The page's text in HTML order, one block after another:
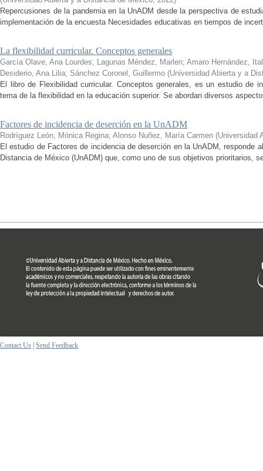
Repercusiones de la pandemia en la UnADM desde la perspectiva de
implementación de la encuesta Necesidades educativas en tiempos de
La flexibilidad curricular. Conceptos generales
García Olave, Ana Lourdes; Lagunas Méndez, Marlen; Amaro Hernández,
Desiderio, Ana Lilia; Sánchez Coronel, Guillermo (Universidad Abierta y a
El libro de Flexibilidad curricular. Conceptos generales, es un estudio de
tema de la flexibilidad en la educación superior. Se abordan diversos
Factores de incidencia de deserción en la UnADM
Rodríguez León, Mónica Regina; Alonso Nuñez, María Carmen (Universidad
El estudio de Factores de incidencia de deserción en la UnADM, responde
Distancia de México (UnADM) que, como uno de sus objetivos prioritarios,
Contact Us Send Feedback